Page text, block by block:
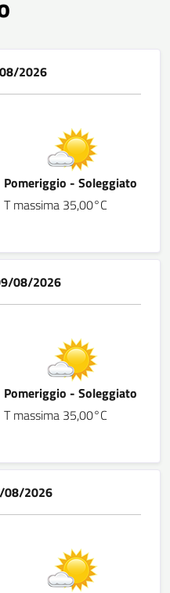
2026
Pomeriggio - Soleggiato
T massima 35,00°C
08/2026
Pomeriggio - Soleggiato
T massima 35,00°C
08/2026